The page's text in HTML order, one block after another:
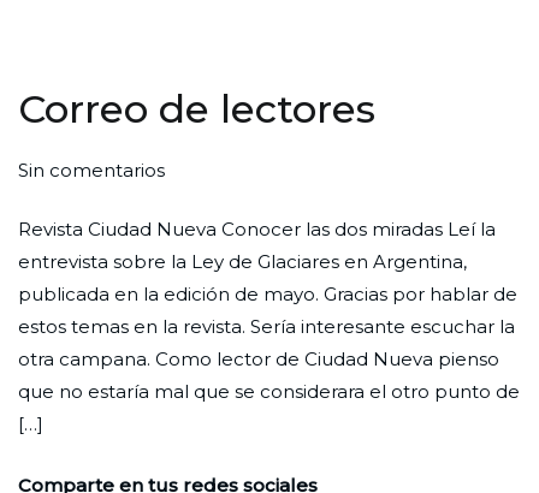
Correo de lectores
Por
Ciudad
Nueva
Publicada
31
de
julio
de
2026
Publicada
Lectores
Sin comentariosen
de
lectores
Revista Ciudad Nueva Conocer las dos miradas Leí la
entrevista sobre la Ley de Glaciares en Argentina,
publicada en la edición de mayo. Gracias por hablar de
estos temas en la revista. Sería interesante escuchar la
otra campana. Como lector de Ciudad Nueva pienso
que no estaría mal que se considerara el otro punto de
[…]
Comparte en tus redes sociales